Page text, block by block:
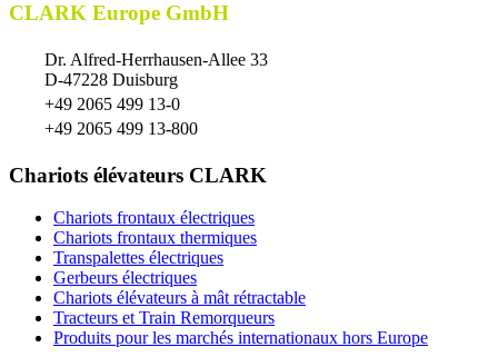
CLARK Europe GmbH
Dr. Alfred-Herrhausen-Allee 33
D-47228 Duisburg
+49 2065 499 13-0
+49 2065 499 13-800
Chariots élévateurs CLARK
Chariots frontaux électriques
Chariots frontaux thermiques
Transpalettes électriques
Gerbeurs électriques
Chariots élévateurs à mât rétractable
Tracteurs et Train Remorqueurs
Produits pour les marchés internationaux hors Europe